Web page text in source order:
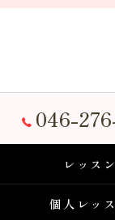
046-
レッスン
個人レッ